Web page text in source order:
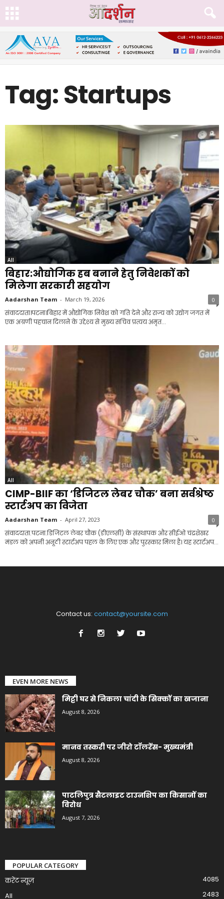
Tag: Startups
All
बिहार:औद्योगिक हब बनाने हेतु निवेशकों को
मिलेगा सरकारी सहयोग
Aadarshan Team - March 19, 2026 0
संवाददाता।पटना।बिहार में औद्योगिक निवेश को गति देने और राज्य को उद्योग जगत में
एक अग्रणी पहचान दिलाने के उद्देश्य से मुख्य सचिव प्रत्यय अमृत...
All
CIMP-BIIF का ‘डिजिटल लेबर चौक’ बना सर्वश्रेष्ठ
स्टार्टअप का विजेता
Aadarshan Team - April 27, 2023 0
संवाददाता.पटना.डिजिटल लेबर चौक (डीएलसी) के संस्थापक और सीईओ चंद्रशेखर
मंडल को अपनी अनूठी स्टार्टअप पहल के लिए एक और पुरस्कार मिला है। यह स्टार्टअप...
Contact us: contact@yoursite.com
EVEN MORE NEWS
मिट्टी घर से निकला चांदी के सिक्कों का खजाना
August 8, 2026
मानव तस्करी पर जीरो टॉलरेंस- मुख्यमंत्री
August 8, 2026
पाटलिपुत्र सैटलाइट टाउनशिप का किसानों का
विरोध
August 7, 2026
POPULAR CATEGORY
करेंट न्यूज़
4085
All
2483